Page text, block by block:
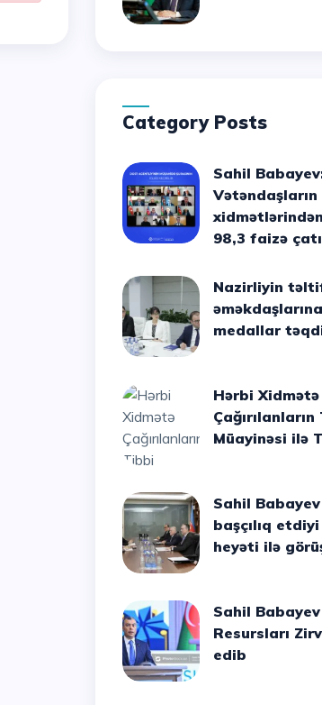
Category Posts
Sahil Babayev:
Vətəndaşların
98,3 faizə
Nazirliyin təltif edilmiş
medallar
Hərbi Xidmətə
Müayinəsi ilə
Sahil Babayev R.S.Santoun
başçılıq
heyəti ilə
Sahil Babayev “İnsan
Resursları
edib